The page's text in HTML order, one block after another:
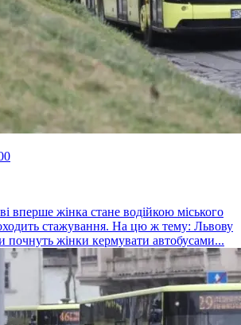
вперше жінка стане водійкою міського
стажування. На цю ж тему: Львову
почнуть жінки кермувати автобусами...